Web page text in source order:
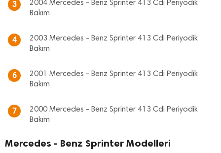
3
2004 Mercedes - Benz Sprinter 413 Cdi Periyodik
Bakım
4
2003 Mercedes - Benz Sprinter 413 Cdi Periyodik
Bakım
6
2001 Mercedes - Benz Sprinter 413 Cdi Periyodik
Bakım
7
2000 Mercedes - Benz Sprinter 413 Cdi Periyodik
Bakım
Mercedes - Benz Sprinter Modelleri